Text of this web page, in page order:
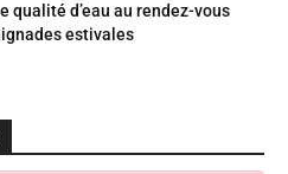
qualité d’eau au rendez-vous
estivales